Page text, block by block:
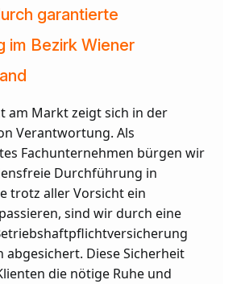
garantierte
im Bezirk Wiener
am Markt zeigt sich in der
Verantwortung. Als
Fachunternehmen bürgen wir
Durchführung in
trotz aller Vorsicht ein
sind wir durch eine
abgesichert. Diese Sicherheit
die nötige Ruhe und